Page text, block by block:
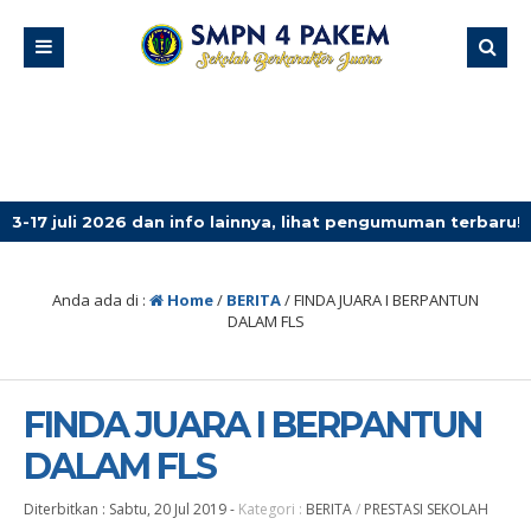
info lainnya, lihat pengumuman terbaru! 4
Anda ada di : Home/ BERITA/FINDA JUARA I BERPANTUN
DALAM FLS
FINDA JUARA I BERPANTUN
DALAM FLS
Diterbitkan : Sabtu, 20 Jul 2019- Kategori : BERITA/ PRESTASI SEKOLAH